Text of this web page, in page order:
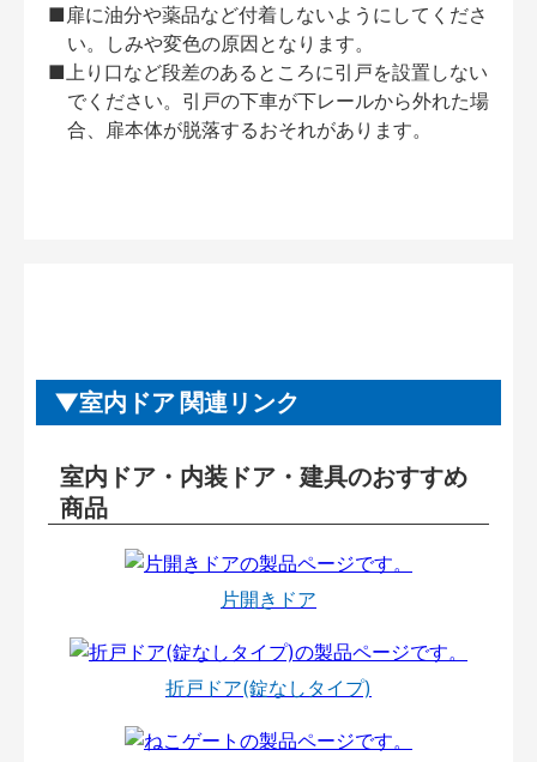
■扉に油分や薬品など付着しないようにしてくださ
い。しみや変色の原因となります。
■上り口など段差のあるところに引戸を設置しない
でください。引戸の下車が下レールから外れた場
合、扉本体が脱落するおそれがあります。
室内ドア 関連リンク
室内ドア・内装ドア・建具のおすすめ
商品
片開きドア
折戸ドア(錠なしタイプ)